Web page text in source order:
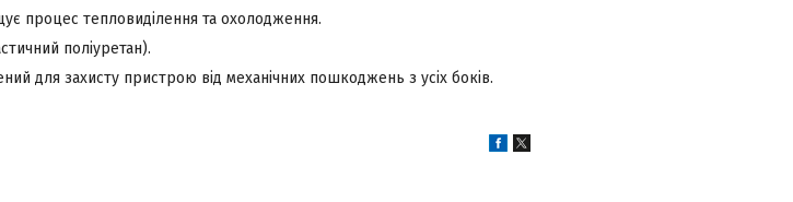
процес тепловиділення та охолодження.
поліуретан).
для захисту пристрою від механічних пошкоджень з усіх боків.